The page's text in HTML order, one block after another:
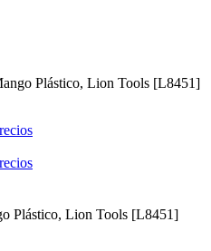
Plástico, Lion Tools [L8451]